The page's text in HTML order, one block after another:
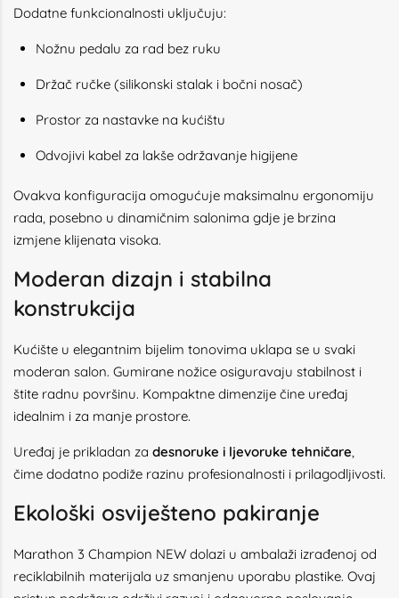
Dodatne funkcionalnosti uključuju:
Nožnu pedalu za rad bez ruku
Držač ručke (silikonski stalak i bočni nosač)
Prostor za nastavke na kućištu
Odvojivi kabel za lakše održavanje higijene
Ovakva konfiguracija omogućuje maksimalnu ergonomiju
rada, posebno u dinamičnim salonima gdje je brzina
izmjene klijenata visoka.
Moderan dizajn i stabilna
konstrukcija
Kućište u elegantnim bijelim tonovima uklapa se u svaki
moderan salon. Gumirane nožice osiguravaju stabilnost i
štite radnu površinu. Kompaktne dimenzije čine uređaj
idealnim i za manje prostore.
Uređaj je prikladan za desnoruke i ljevoruke tehničare,
čime dodatno podiže razinu profesionalnosti i prilagodljivosti.
Ekološki osviješteno pakiranje
Marathon 3 Champion NEW dolazi u ambalaži izrađenoj od
reciklabilnih materijala uz smanjenu uporabu plastike. Ovaj